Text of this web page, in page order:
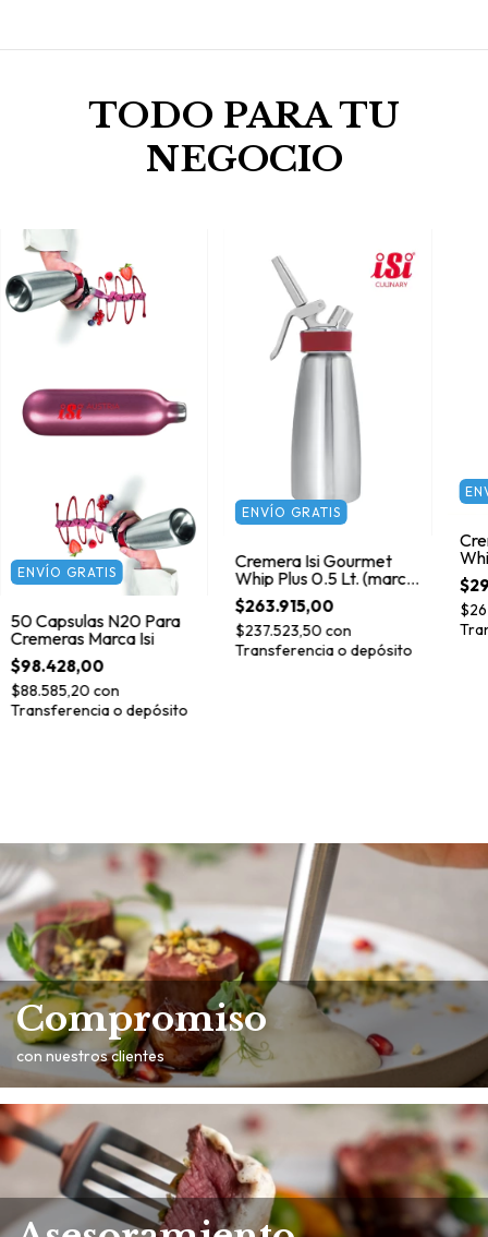
TODO PARA TU
NEGOCIO
ENVÍO GRATIS
50 Capsulas N20 Para
Cremeras Marca Isi
$98.428,00
$88.585,20 con
Transferencia o depósito
ENVÍO GRATIS
Cremera Isi Gourmet
Whip Plus 0.5 Lt. (marca
Isi Austria)
$263.915,00
$237.523,50 con
Transferencia o depósito
Compromiso
con nuestros clientes